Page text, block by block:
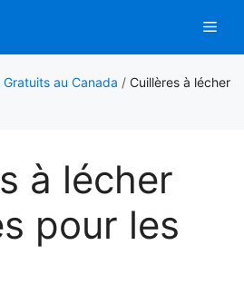
au Canada / Cuillères à lécher
à lécher
pour les